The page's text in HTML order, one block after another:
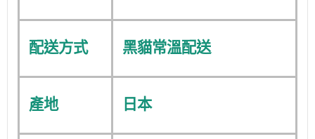
配送方式 黑貓常溫配送
產地 日本